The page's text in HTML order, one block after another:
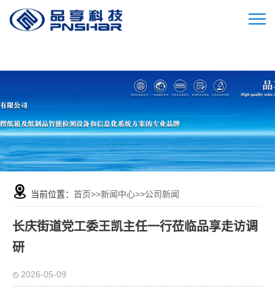
当前位置： 首页>>新闻中心>>公司新闻
长庆街道党工委王凯主任一行莅临品享走访调
研
2026-05-09